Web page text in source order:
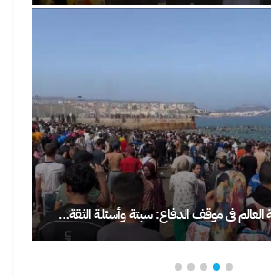
في موقف الدفاع: سبتة وأسئلة الثقة…